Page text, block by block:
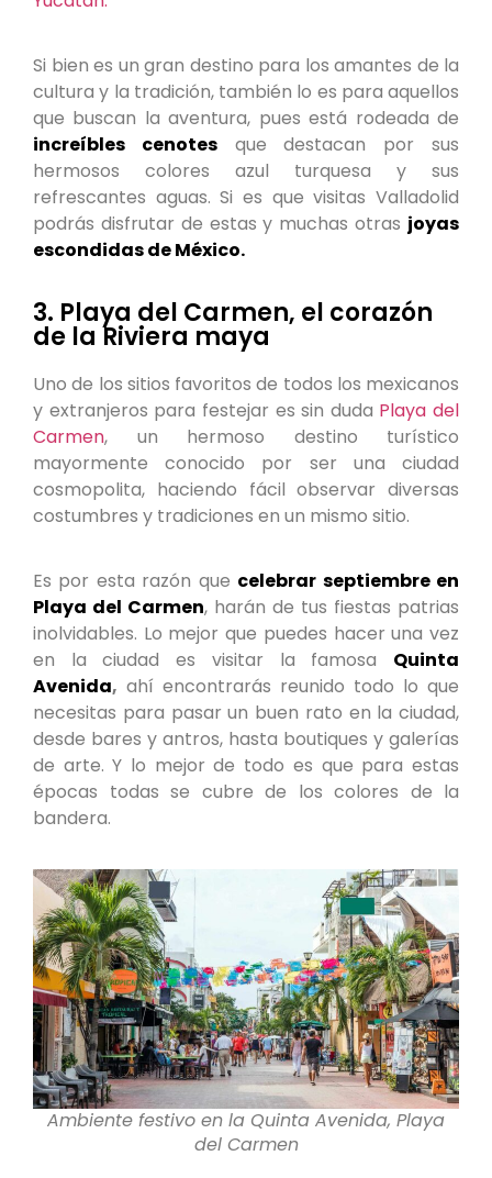
Si bien es un gran destino para los amantes de la
cultura y la tradición, también lo es para aquellos
que buscan la aventura, pues está rodeada de
increíbles cenotesque destacan por sus
hermosos colores azul turquesa y sus
refrescantes aguas. Si es que visitas Valladolid
podrás disfrutar de estas y muchas otras joyas
escondidas de México.
3. Playa del Carmen, el corazón
de la Riviera maya
Uno de los sitios favoritos de todos los mexicanos
y extranjeros para festejar es sin duda Playa del
Carmen, un hermoso destino turístico
mayormente conocido por ser una ciudad
cosmopolita, haciendo fácil observar diversas
costumbres y tradiciones en un mismo sitio.
Es por esta razón que celebrar septiembre en
Playa del Carmen, harán de tus fiestas patrias
inolvidables. Lo mejor que puedes hacer una vez
en la ciudad es visitar la famosa Quinta
Avenida, ahí encontrarás reunido todo lo que
necesitas para pasar un buen rato en la ciudad,
desde bares y antros, hasta boutiques y galerías
de arte. Y lo mejor de todo es que para estas
épocas todas se cubre de los colores de la
bandera.
Ambiente festivo en la Quinta Avenida, Playa
del Carmen